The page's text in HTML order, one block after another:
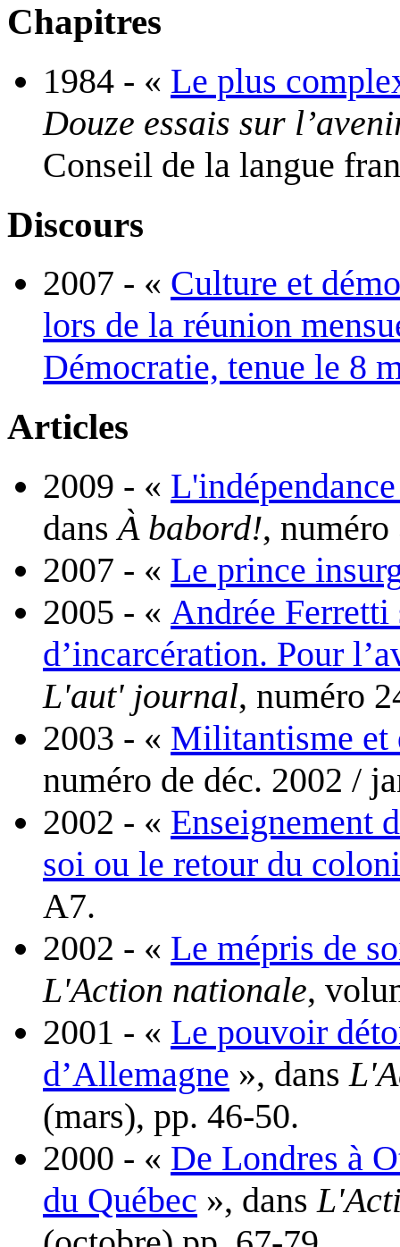
Chapitres
1984 - « Le plus
Douze essais sur
Conseil de la langue
Discours
2007 - « Culture et
lors de la réunion
Démocratie, tenue le 8
Articles
2009 - «
dansÀ babord!,
2007 - « Le prince
2005 - « Andrée Ferretti
d’incarcération. Pour
L'aut' journal, numéro
2003 - « Militantisme et
numéro de déc. 2002 /
2002 - « Enseignement
soi ou le retour du
A7.
2002 - « Le mépris de
L'Action nationale,
2001 - « Le pouvoir
d’Allemagne », dans
(mars), pp. 46-50.
2000 - « De Londres à
du Québec », dans